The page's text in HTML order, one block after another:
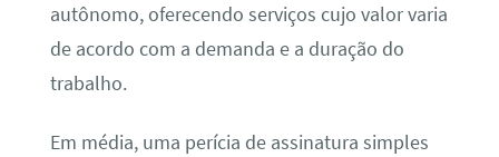
autônomo, oferecendo serviços cujo valor varia
de acordo com a demanda e a duração do
trabalho.
Em média, uma perícia de assinatura simples